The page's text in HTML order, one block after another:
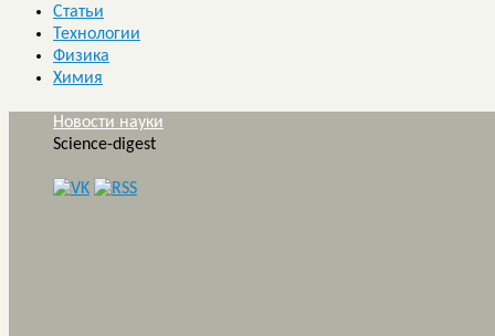
Статьи
Технологии
Физика
Химия
Новости науки
Science-digest